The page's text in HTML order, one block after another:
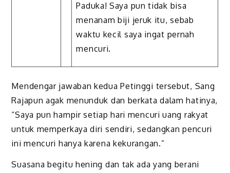
Paduka! Saya pun tidak bisa
menanam biji jeruk itu, sebab
waktu kecil saya ingat pernah
mencuri.
Mendengar jawaban kedua Petinggi tersebut, Sang
Rajapun agak menunduk dan berkata dalam hatinya,
“Saya pun hampir setiap hari mencuri uang rakyat
untuk memperkaya diri sendiri, sedangkan pencuri
ini mencuri hanya karena kekurangan.”
Suasana begitu hening dan tak ada yang berani